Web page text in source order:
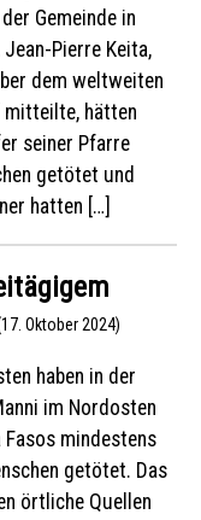
Gemeinde in
Jean-Pierre Keita,
dem weltweiten
mitteilte, hätten
seiner Pfarre
getötet und
hatten […]
Oktober 2024)
haben in der
im Nordosten
Fasos mindestens
getötet. Das
örtliche Quellen